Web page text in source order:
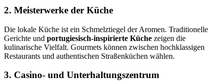
2. Meisterwerke der Küche
Die lokale Küche ist ein Schmelztiegel der Aromen. Traditionelle
Gerichte und portugiesisch-inspirierte Küche zeigen die
kulinarische Vielfalt. Gourmets können zwischen hochklassigen
Restaurants und authentischen Straßenküchen wählen.
3. Casino- und Unterhaltungszentrum